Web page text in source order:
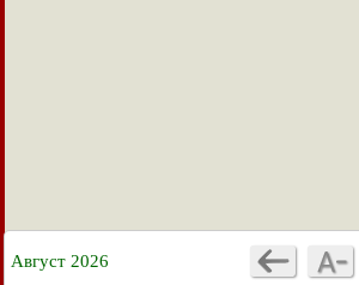
Август 2026